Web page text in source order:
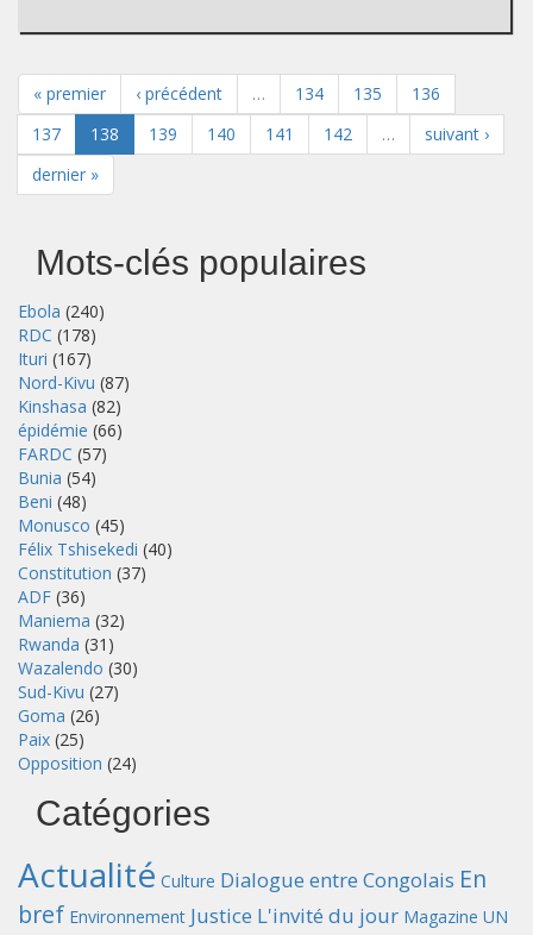
« premier ‹ précédent … 134 135
136
137
138 139 140 141 142 …
suivant ›
dernier »
Mots-clés populaires
Ebola (240)
RDC (178)
Ituri (167)
Nord-Kivu (87)
Kinshasa (82)
épidémie (66)
FARDC (57)
Bunia (54)
Beni (48)
Monusco (45)
Félix Tshisekedi (40)
Constitution (37)
ADF (36)
Maniema (32)
Rwanda (31)
Wazalendo (30)
Sud-Kivu (27)
Goma (26)
Paix (25)
Opposition (24)
Catégories
Actualité Culture Dialogue entre Congolais En
bref Environnement Justice L'invité du jour Magazine UN